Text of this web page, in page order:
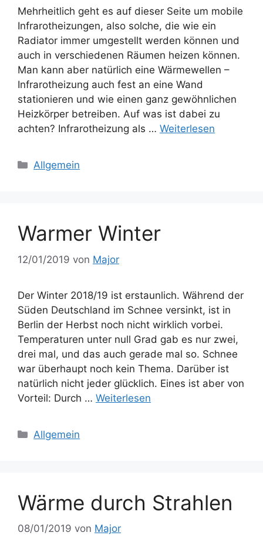
Mehrheitlich geht es auf dieser Seite um mobile
Infrarotheizungen, also solche, die wie ein
Radiator immer umgestellt werden können und
auch in verschiedenen Räumen heizen können.
Man kann aber natürlich eine Wärmewellen –
Infrarotheizung auch fest an eine Wand
stationieren und wie einen ganz gewöhnlichen
Heizkörper betreiben. Auf was ist dabei zu
achten? Infrarotheizung als … Weiterlesen
Kategorien
Allgemein
Warmer Winter
12/01/2019 von Major
Der Winter 2018/19 ist erstaunlich. Während der
Süden Deutschland im Schnee versinkt, ist in
Berlin der Herbst noch nicht wirklich vorbei.
Temperaturen unter null Grad gab es nur zwei,
drei mal, und das auch gerade mal so. Schnee
war überhaupt noch kein Thema. Darüber ist
natürlich nicht jeder glücklich. Eines ist aber von
Vorteil: Durch … Weiterlesen
Kategorien
Allgemein
Wärme durch Strahlen
08/01/2019 von Major